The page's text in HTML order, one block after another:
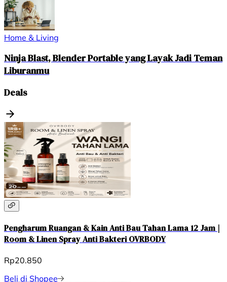
Home & Living
Ninja Blast, Blender Portable yang Layak Jadi Teman
Liburanmu
Deals
Pengharum Ruangan & Kain Anti Bau Tahan Lama 12 Jam |
Room & Linen Spray Anti Bakteri OVRBODY
Rp20.850
Beli di Shopee